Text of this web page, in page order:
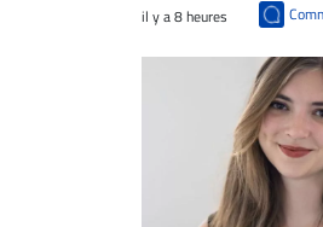
il y a 8 heures